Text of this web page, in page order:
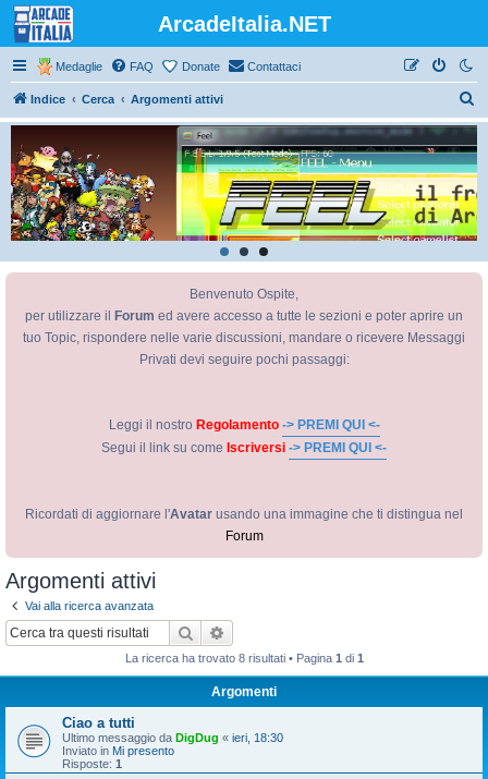
ArcadeItalia.NET
Medaglie FAQ Donate Contattaci
Indice Cerca Argomenti attivi
e
r
c
a
Benvenuto Ospite,
per utilizzare il
Forum ed avere accesso a tutte le sezioni e poter aprire un
tuo Topic, rispondere nelle varie discussioni, mandare o ricevere Messaggi
Privati devi seguire pochi passaggi:
Leggi il nostro Regolamento -> PREMI QUI <-
Segui il link su come Iscriversi -> PREMI QUI <-
Ricordati di aggiornare l'Avatar usando una immagine che ti distingua nel
Forum
Argomenti attivi
Vai alla ricerca avanzata
Cerca
La ricerca ha trovato 8 risultati • Pagina 1 di 1
Argomenti
Ciao a tutti
Ultimo messaggio da DigDug « ieri, 18:30
Inviato in Mi presento
Risposte: 1